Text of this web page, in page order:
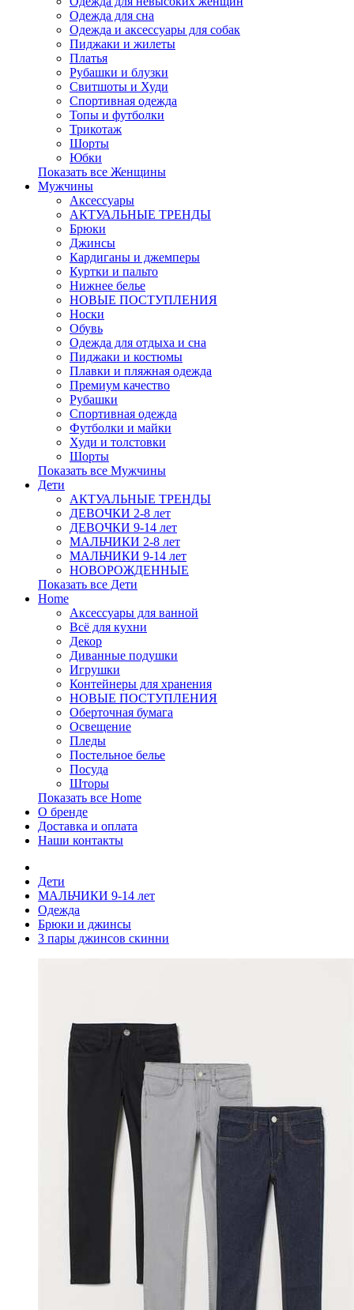
Одежда для сна
Одежда и аксессуары для собак
Пиджаки и жилеты
Платья
Рубашки и блузки
Свитшоты и Худи
Спортивная одежда
Топы и футболки
Трикотаж
Шорты
Юбки
Показать все Женщины
Мужчины
Аксессуары
АКТУАЛЬНЫЕ ТРЕНДЫ
Брюки
Джинсы
Кардиганы и джемперы
Куртки и пальто
Нижнее белье
НОВЫЕ ПОСТУПЛЕНИЯ
Носки
Обувь
Одежда для отдыха и сна
Пиджаки и костюмы
Плавки и пляжная одежда
Премиум качество
Рубашки
Спортивная одежда
Футболки и майки
Худи и толстовки
Шорты
Показать все Мужчины
Дети
АКТУАЛЬНЫЕ ТРЕНДЫ
ДЕВОЧКИ 2-8 лет
ДЕВОЧКИ 9-14 лет
МАЛЬЧИКИ 2-8 лет
МАЛЬЧИКИ 9-14 лет
НОВОРОЖДЕННЫЕ
Показать все Дети
Home
Аксессуары для ванной
Всё для кухни
Декор
Диванные подушки
Игрушки
Контейнеры для хранения
НОВЫЕ ПОСТУПЛЕНИЯ
Оберточная бумага
Освещение
Пледы
Постельное белье
Посуда
Шторы
Показать все Home
О бренде
Доставка и оплата
Наши контакты
Дети
МАЛЬЧИКИ 9-14 лет
Одежда
Брюки и джинсы
3 пары джинсов скинни